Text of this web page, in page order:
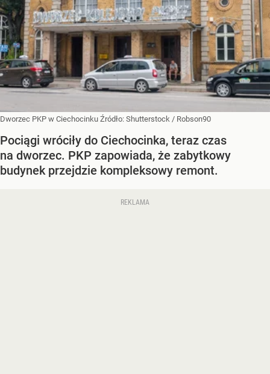
Dworzec PKP w Ciechocinku Źródło: Shutterstock / Robson90
Pociągi wróciły do Ciechocinka, teraz czas
na dworzec. PKP zapowiada, że zabytkowy
budynek przejdzie kompleksowy remont.